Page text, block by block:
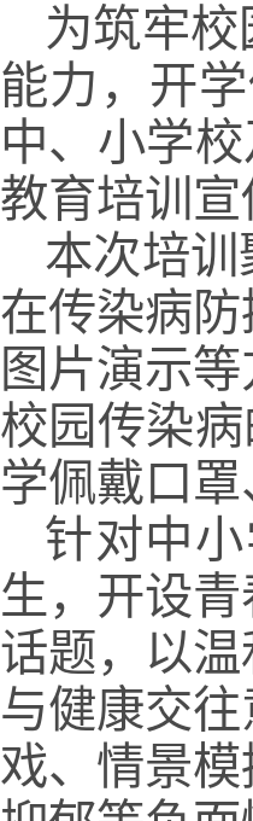
为筑牢
能力，开
中、小学
教育培训
本次培
在传染病
图片演示
校园传染
学佩戴口
针对中
生，开设
话题，以
与健康交
戏、情景